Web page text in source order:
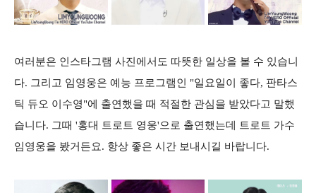
여러분은 인스타그램 사진에서도 따뜻한 일상을 볼 수 있습니
다. 그리고 임영웅은 예능 프로그램인 "일요일이 좋다, 판타스
틱 듀오 이수영"에 출연했을 때 적절한 관심을 받았다고 말했
습니다. 그때 '홍대 트로트 영웅'으로 출연했는데 트로트 가수
임영웅을 봤거든요. 항상 좋은 시간 보내시길 바랍니다.